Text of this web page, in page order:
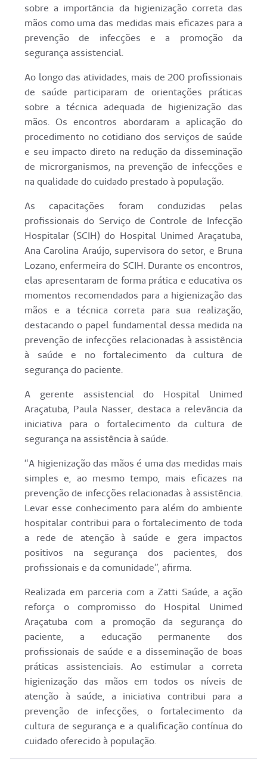
sobre a importância da higienização correta das
mãos como uma das medidas mais eficazes para a
prevenção de infecções e a promoção da
segurança assistencial.
Ao longo das atividades, mais de 200 profissionais
de saúde participaram de orientações práticas
sobre a técnica adequada de higienização das
mãos. Os encontros abordaram a aplicação do
procedimento no cotidiano dos serviços de saúde
e seu impacto direto na redução da disseminação
de microrganismos, na prevenção de infecções e
na qualidade do cuidado prestado à população.
As capacitações foram conduzidas pelas
profissionais do Serviço de Controle de Infecção
Hospitalar (SCIH) do Hospital Unimed Araçatuba,
Ana Carolina Araújo, supervisora do setor, e Bruna
Lozano, enfermeira do SCIH. Durante os encontros,
elas apresentaram de forma prática e educativa os
momentos recomendados para a higienização das
mãos e a técnica correta para sua realização,
destacando o papel fundamental dessa medida na
prevenção de infecções relacionadas à assistência
à saúde e no fortalecimento da cultura de
segurança do paciente.
A gerente assistencial do Hospital Unimed
Araçatuba, Paula Nasser, destaca a relevância da
iniciativa para o fortalecimento da cultura de
segurança na assistência à saúde.
“A higienização das mãos é uma das medidas mais
simples e, ao mesmo tempo, mais eficazes na
prevenção de infecções relacionadas à assistência.
Levar esse conhecimento para além do ambiente
hospitalar contribui para o fortalecimento de toda
a rede de atenção à saúde e gera impactos
positivos na segurança dos pacientes, dos
profissionais e da comunidade”, afirma.
Realizada em parceria com a Zatti Saúde, a ação
reforça o compromisso do Hospital Unimed
Araçatuba com a promoção da segurança do
paciente, a educação permanente dos
profissionais de saúde e a disseminação de boas
práticas assistenciais. Ao estimular a correta
higienização das mãos em todos os níveis de
atenção à saúde, a iniciativa contribui para a
prevenção de infecções, o fortalecimento da
cultura de segurança e a qualificação contínua do
cuidado oferecido à população.